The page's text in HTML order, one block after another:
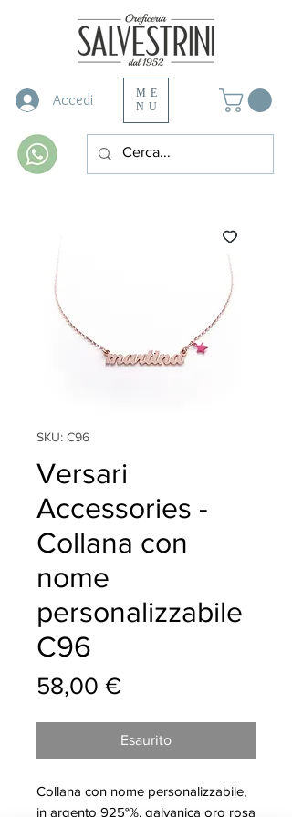
Accedi
ME
NU
SKU: C96
Versari
Accessories -
Collana con
nome
personalizzabile
C96
58,00 €Prezzo
Esaurito
Collana con nome personalizzabile,
in argento 925°%, galvanica oro rosa